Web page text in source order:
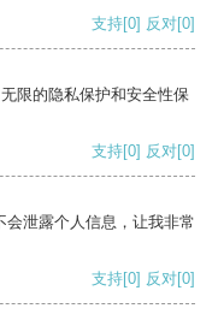
支持[0] 反对[0]
限的隐私保护和安全性保
支持[0] 反对[0]
泄露个人信息，让我非常
支持[0] 反对[0]